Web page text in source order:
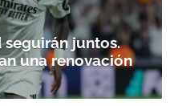
seguirán juntos.
una renovación